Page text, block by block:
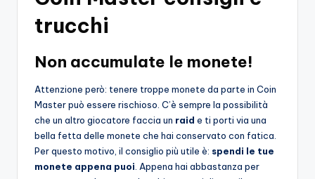
trucchi
Non accumulate le monete!
Attenzione però: tenere troppe monete da parte in Coin
Master può essere rischioso. C’è sempre la possibilità
che un altro giocatore faccia un raid e ti porti via una
bella fetta delle monete che hai conservato con fatica.
Per questo motivo, il consiglio più utile è: spendi le tue
monete appena puoi . Appena hai abbastanza per